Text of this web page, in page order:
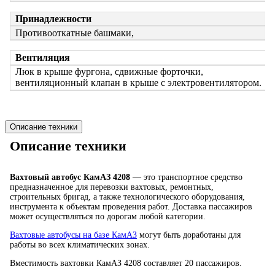
Принадлежности
Противооткатные башмаки,
Вентиляция
Люк в крыше фургона, сдвижные форточки,
вентиляционный клапан в крыше с электровентилятором.
Описание техники
Описание техники
Вахтовый автобус КамАЗ 4208 — это транспортное средство
предназначенное для перевозки вахтовых, ремонтных,
строительных бригад, а также технологического оборудования,
инструмента к объектам проведения работ. Доставка пассажиров
может осуществляться по дорогам любой категории.
Вахтовые автобусы на базе КамАЗ могут быть доработаны для
работы во всех климатических зонах.
Вместимость вахтовки КамАЗ 4208 составляет 20 пассажиров.